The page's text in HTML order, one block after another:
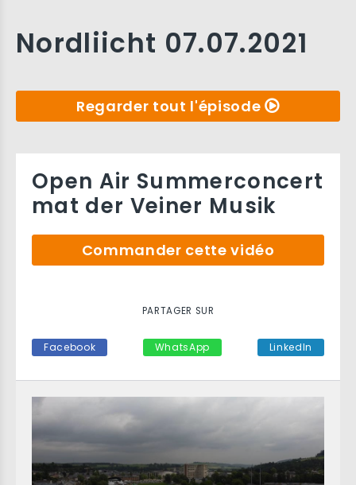
Nordliicht 07.07.2021
Regarder tout l'épisode
Open Air Summerconcert
mat der Veiner Musik
Commander cette vidéo
PARTAGER SUR
Facebook WhatsApp LinkedIn